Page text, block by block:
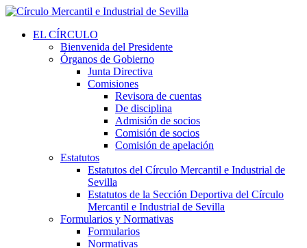
EL CÍRCULO
Bienvenida del Presidente
Órganos de Gobierno
Junta Directiva
Comisiones
Revisora de cuentas
De disciplina
Admisión de socios
Comisión de socios
Comisión de apelación
Estatutos
Estatutos del Círculo Mercantil e Industrial de
Sevilla
Estatutos de la Sección Deportiva del Círculo
Mercantil e Industrial de Sevilla
Formularios y Normativas
Formularios
Normativas